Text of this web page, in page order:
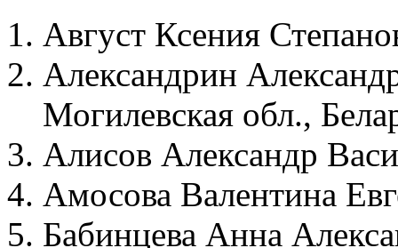
Август Ксения
Александрин
Могилевская обл.,
Алисов Александр
Амосова Валентина
Бабинцева Анна